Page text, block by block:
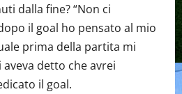
dalla fine? “Non ci
il goal ho pensato al mio
prima della partita mi
detto che avrei
il goal.